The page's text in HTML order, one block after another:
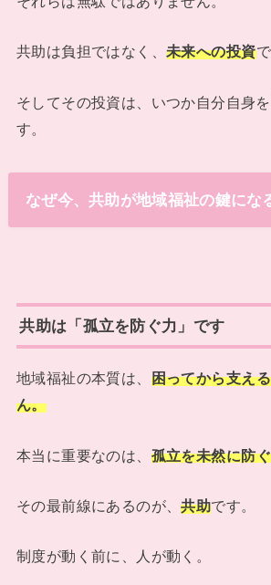
共助は負担ではなく、未来への投資
そしてその投資は、いつか自分自身
す。
なぜ今、共助が地域福祉の鍵にな
共助は「孤立を防ぐ力」です
地域福祉の本質は、 困ってから支え
ん。
本当に重要なのは、 孤立を未然に防
その最前線にあるのが、共助です。
制度が動く前に、人が動く。